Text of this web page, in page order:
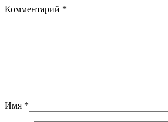
Комментарий *
Имя *